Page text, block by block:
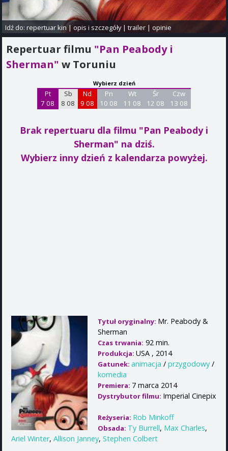
Idź do:repertuar kin|opis i szczegóły|trailer |opinie
Repertuar filmu "Pan Peabody i
Sherman" w Toruniu
Wybierz dzień
Pt
7 08
Sb
8 08
Nd
9 08
Pn
10 08
Wt
11 08
Śr
12 08
Czw
13 08
Brak repertuaru dla filmu "Pan Peabody i
Sherman" na dziś.
Wybierz inny dzień z kalendarza powyżej.
Tytuł oryginalny: Mr. Peabody &
Sherman
Czas trwania: 92 min.
Produkcja: USA , 2014
Gatunek: animacja / przygodowy /
komedia
Premiera: 7 marca 2014
Dystrybutor filmu: Imperial Cinepix
Reżyseria: Rob Minkoff
Obsada: Ty Burrell, Max Charles,
Ariel Winter, Allison Janney, Stephen Colbert